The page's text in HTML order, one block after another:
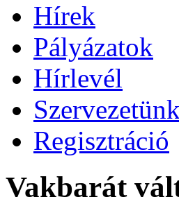
Hírek
Pályázatok
Hírlevél
Regisztráció
Vakbarát